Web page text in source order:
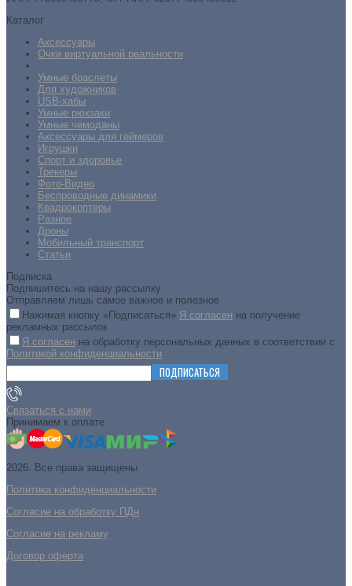
Каталог
Аксессуары
Очки виртуальной реальности
Умные браслеты
Для художников
USB-хабы
Умные рюкзаки
Умные чемоданы
Аксессуары для геймеров
Игрушки
Спорт и здоровье
Трекеры
Фото-Видео
Беспроводные динамики
Квадрокоптеры
Разное
Дроны
Мобильный транспорт
Статьи
Подписка
Подпишитесь на нашу рассылку.
Отправляем лишь самое важное и полезное
Нажимая кнопку «Подписаться» Я согласен на получение
рекламных рассылок
Я согласен на обработку персональных данных в соответствии с
Политикой конфиденциальности
ПОДПИСАТЬСЯ
Связаться с нами
Принимаем к оплате
2026. Все права защищены
Политика конфиденциальности
Согласие на обработку ПДн
Cогласие на рекламу
Договор оферта